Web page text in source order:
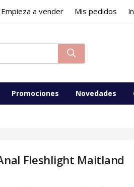
Empieza a vender Mis pedidos
Promociones Novedades
Fleshlight Maitland